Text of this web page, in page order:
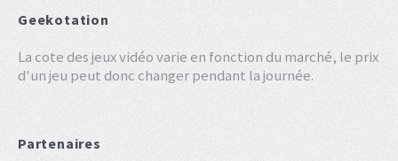
Geekotation
La cote des jeux vidéo varie en fonction du marché, le prix
d'un jeu peut donc changer pendant la journée.
Partenaires